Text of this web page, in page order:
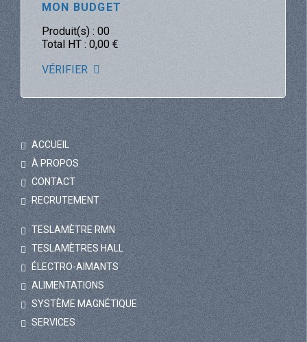
MON BUDGET
Produit(s) : 00
Total HT : 0,00 €
VÉRIFIER
ACCUEIL
À PROPOS
CONTACT
RECRUTEMENT
TESLAMÈTRE RMN
TESLAMÈTRES HALL
ÉLECTRO-AIMANTS
ALIMENTATIONS
SYSTÈME MAGNÉTIQUE
SERVICES